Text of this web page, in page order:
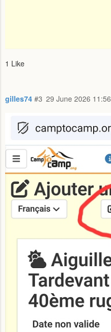
1 Like
gilles74 29 June 2026 11:56
#3